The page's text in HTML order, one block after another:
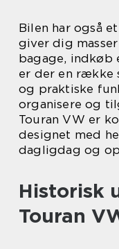
Bilen har også
giver dig
bagage, indkøb
er der en række
og praktiske
organisere og
Touran VW er
designet med
dagligdag og
Historisk
Touran